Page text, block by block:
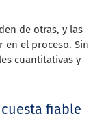
de otras, y las
en el proceso. Sin
cuantitativas y
fiable